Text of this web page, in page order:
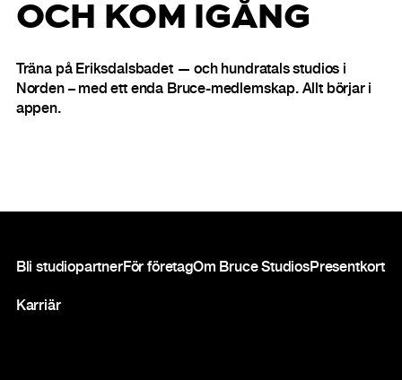
OCH KOM IGÅNG
Träna på Eriksdalsbadet — och hundratals studios i
Norden – med ett enda Bruce-medlemskap. Allt börjar i
appen.
Bli studiopartnerFör företagOm Bruce StudiosPresentkort
Karriär